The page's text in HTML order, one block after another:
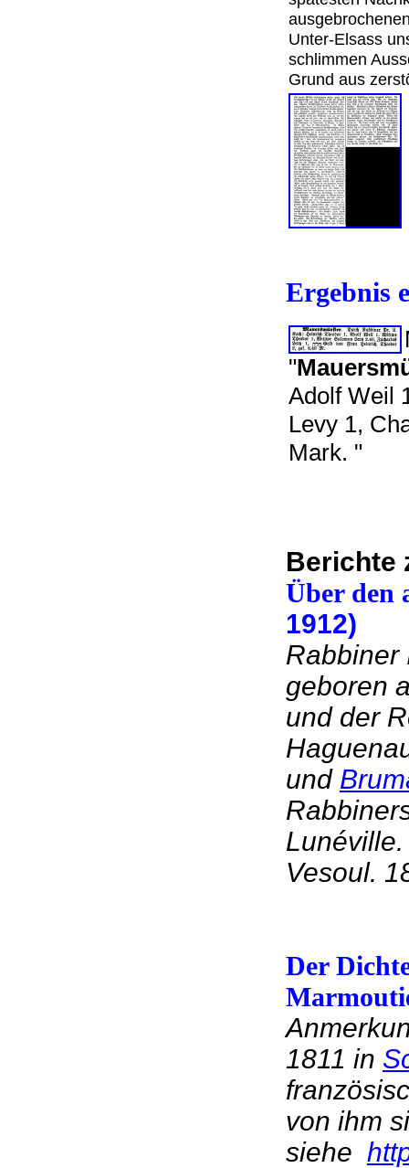
Unter-Elsass
schlimmen
Grund aus
Ergebnis
"
Adolf Weil
Levy 1,
Mark. "
Berichte
Über den
1912)
Rabbiner
geboren
und der
und
Vesoul.
Der
1811 in
von ihm
siehe